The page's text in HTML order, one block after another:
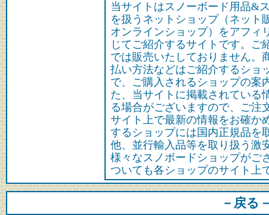
当サイトはスノーボード用品&
を扱うネットショップ（ネット
オンラインショップ）をアフィ
じてご紹介するサイトです。ご
では販売いたしておりません。
払い方法などはご紹介するショ
で、ご購入されるショップの案
た、当サイトに掲載されている
る場合がございますので、ご注
サイト上で最新の情報をお確か
するショップには国内正規品を
他、並行輸入品等を取り扱う激
様々なスノボードショップがご
ついても各ショップのサイト上
－戻る